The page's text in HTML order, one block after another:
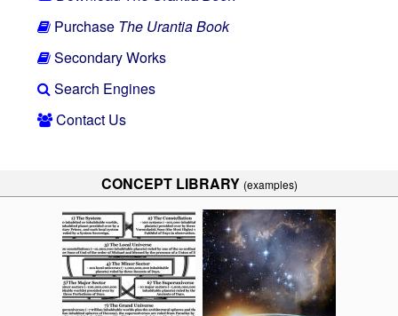
Purchase The Urantia Book
Secondary Works
Search Engines
Contact Us
CONCEPT LIBRARY (examples)